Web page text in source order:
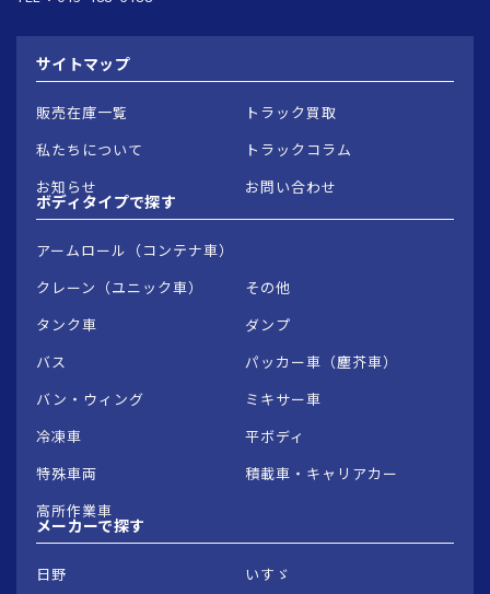
サイトマップ
販売在庫一覧
トラック買取
私たちについて
トラックコラム
お知らせ
お問い合わせ
ボディタイプで探す
アームロール（コンテナ車）
クレーン（ユニック車）
その他
タンク車
ダンプ
バス
パッカー車（塵芥車）
バン・ウィング
ミキサー車
冷凍車
平ボディ
特殊車両
積載車・キャリアカー
高所作業車
メーカーで探す
日野 いすゞ